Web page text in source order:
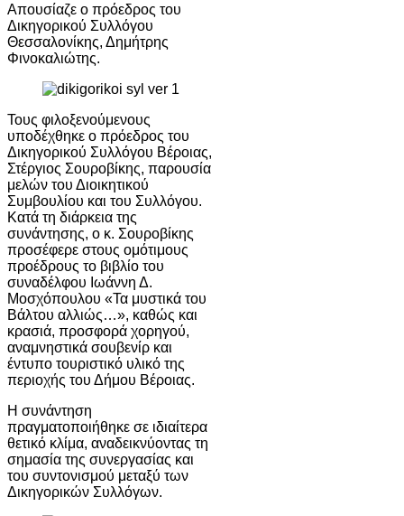
Απουσίαζε ο πρόεδρος του
Δικηγορικού Συλλόγου
Θεσσαλονίκης, Δημήτρης
Φινοκαλιώτης.
Τους φιλοξενούμενους
υποδέχθηκε ο πρόεδρος του
Δικηγορικού Συλλόγου Βέροιας,
Στέργιος Σουροβίκης, παρουσία
μελών του Διοικητικού
Συμβουλίου και του Συλλόγου.
Κατά τη διάρκεια της
συνάντησης, ο κ. Σουροβίκης
προσέφερε στους ομότιμους
προέδρους το βιβλίο του
συναδέλφου Ιωάννη Δ.
Μοσχόπουλου «Τα μυστικά του
Βάλτου αλλιώς…», καθώς και
κρασιά, προσφορά χορηγού,
αναμνηστικά σουβενίρ και
έντυπο τουριστικό υλικό της
περιοχής του Δήμου Βέροιας.
Η συνάντηση
πραγματοποιήθηκε σε ιδιαίτερα
θετικό κλίμα, αναδεικνύοντας τη
σημασία της συνεργασίας και
του συντονισμού μεταξύ των
Δικηγορικών Συλλόγων.